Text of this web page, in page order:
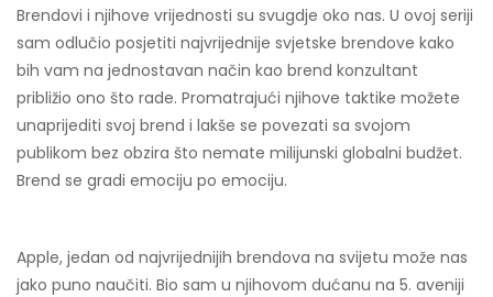
Brendovi i njihove vrijednosti su svugdje oko nas. U ovoj seriji
sam odlučio posjetiti najvrijednije svjetske brendove kako
bih vam na jednostavan način kao brend konzultant
približio ono što rade. Promatrajući njihove taktike možete
unaprijediti svoj brend i lakše se povezati sa svojom
publikom bez obzira što nemate milijunski globalni budžet.
Brend se gradi emociju po emociju.
Apple, jedan od najvrijednijih brendova na svijetu može nas
jako puno naučiti. Bio sam u njihovom dućanu na 5. aveniji